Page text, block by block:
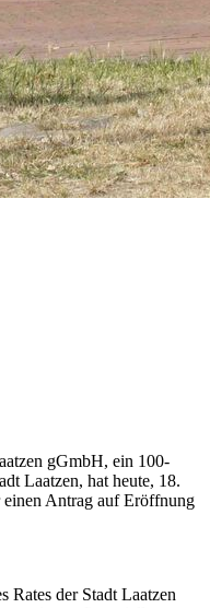
gGmbH, ein 100-
Laatzen, hat heute, 18.
Antrag auf Eröffnung
Rates der Stadt Laatzen